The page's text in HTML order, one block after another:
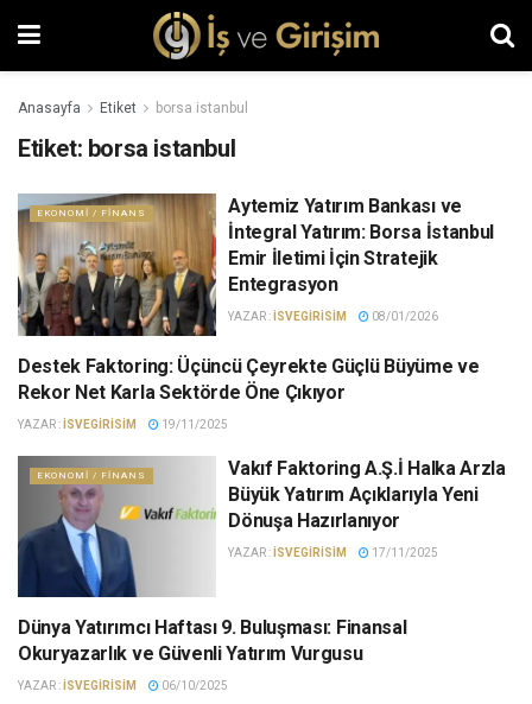
Anasayfa Etiket borsa istanbul
Etiket: borsa istanbul
EKONOMI / FINANS
Aytemiz Yatırım Bankası ve
İntegral Yatırım: Borsa İstanbul
Emir İletimi İçin Stratejik
Entegrasyon
YAZAR :ISVEGIRISIM 08/01/2026
EKONOMI / FINANS
Destek Faktoring: Üçüncü Çeyrekte Güçlü Büyüme ve
Rekor Net Karla Sektörde Öne Çıkıyor
YAZAR :ISVEGIRISIM 19/11/2025
EKONOMI / FINANS
Vakıf Faktoring A.Ş.İ Halka Arzla
Büyük Yatırım Açıklarıyla Yeni
Dönuşa Hazırlanıyor
YAZAR :ISVEGIRISIM 17/11/2025
EKONOMI / FINANS
Dünya Yatırımcı Haftası 9. Buluşması: Finansal
Okuryazarlık ve Güvenli Yatırım Vurgusu
YAZAR :ISVEGIRISIM 06/10/2025